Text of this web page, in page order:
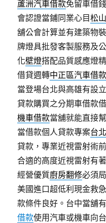
蘆洲汽車借款免留車借
會認證當鋪同業心目松
舖公會計算並有建築物
牌燈具批發客製服務及
化壁燈搭配品質感應燈
借貸週轉中正區汽車借
當登場台北與高雄有設
貸款購買之分期車借款
機車借款當舖就能直接
當借款個人貸款專案台
貸款，專業近視雷射術
合適的高度近視雷射有
經營優質廚房翻修必須
美國進口超低利現金救
款條件良好。台中當舖
借款使用汽車或機車向